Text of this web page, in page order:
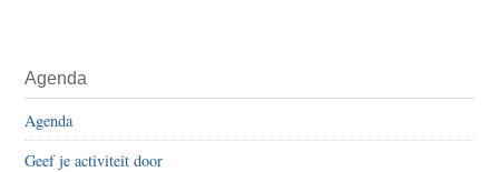
Agenda
Agenda
Geef je activiteit door